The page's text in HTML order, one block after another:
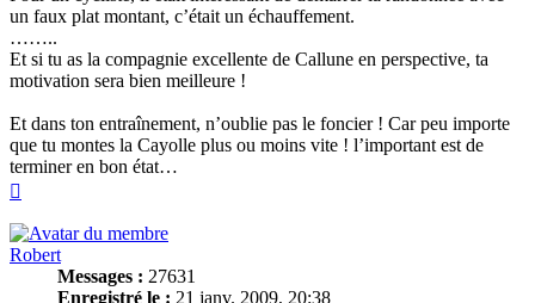
un faux plat montant, c’était un échauffement.
……..
Et si tu as la compagnie excellente de Callune en perspective, ta
motivation sera bien meilleure !
Et dans ton entraînement, n’oublie pas le foncier ! Car peu importe
que tu montes la Cayolle plus ou moins vite ! l’important est de
terminer en bon état…
Robert
Messages : 27631
Enregistré le : 21 janv. 2009, 20:38